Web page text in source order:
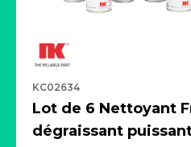
KC02634
Lot de 6 Nettoyant
dégraissant